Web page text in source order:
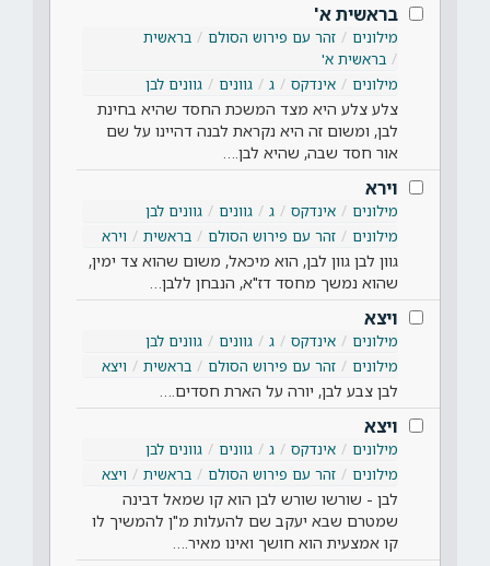
בראשית א'
מילונים זהר עם פירוש הסולם
בראשית
בראשית א'
מילונים
אינדקס ג גוונים גוונים לבן
צלע צלע היא מצד המשכת החסד שהיא בחינת
לבן, ומשום זה היא נקראת לבנה דהיינו על שם
אור חסד שבה, שהיא לבן.…
וירא
מילונים אינדקס ג גוונים
גוונים לבן
מילונים
זהר עם פירוש הסולם בראשית וירא
גוון לבן גוון לבן, הוא מיכאל, משום שהוא צד ימין,
שהוא נמשך מחסד דז"א, הנבחן ללבן…
ויצא
מילונים אינדקס ג גוונים
גוונים לבן
מילונים
זהר עם פירוש הסולם בראשית ויצא
לבן צבע לבן, יורה על הארת חסדים.…
ויצא
מילונים אינדקס ג גוונים
גוונים לבן
מילונים
זהר עם פירוש הסולם בראשית ויצא
לבן - שורשו שורש לבן הוא קו שמאל דבינה
שמטרם שבא יעקב שם להעלות מ"ן להמשיך לו
קו אמצעית הוא חושך ואינו מאיר.…